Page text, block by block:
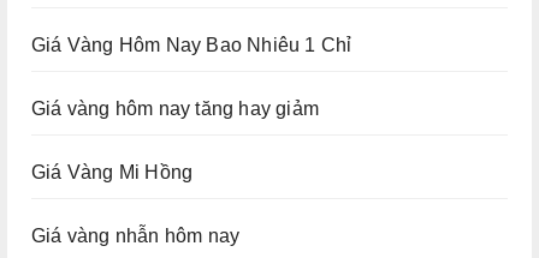
Giá Vàng Hôm Nay Bao Nhiêu 1 Chỉ
Giá vàng hôm nay tăng hay giảm
Giá Vàng Mi Hồng
Giá vàng nhẫn hôm nay